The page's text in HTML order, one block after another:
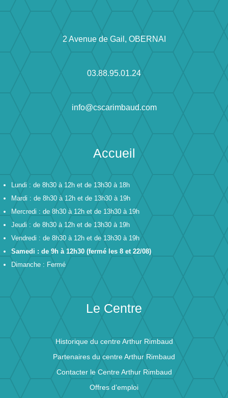
2 Avenue de Gail, OBERNAI
03.88.95.01.24
info@cscarimbaud.com
Accueil
Lundi : de 8h30 à 12h et de 13h30 à 18h
Mardi : de 8h30 à 12h et de 13h30 à 19h
Mercredi : de 8h30 à 12h et de 13h30 à 19h
Jeudi : de 8h30 à 12h et de 13h30 à 19h
Vendredi : de 8h30 à 12h et de 13h30 à 19h
Samedi : de 9h à 12h30 (fermé les 8 et 22/08)
Dimanche : Fermé
Le Centre
Historique du centre Arthur Rimbaud
Partenaires du centre Arthur Rimbaud
Contacter le Centre Arthur Rimbaud
Offres d’emploi